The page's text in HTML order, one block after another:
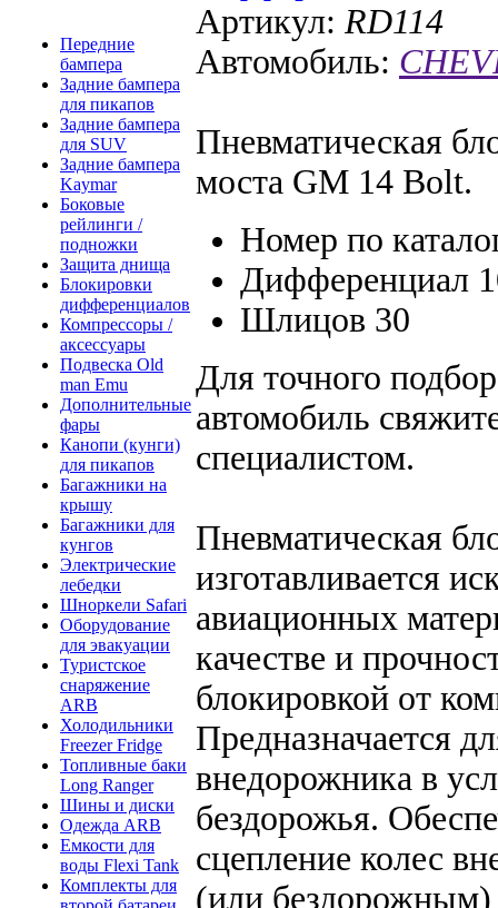
Передние
бампера
Задние бампера
для пикапов
Задние бампера
для SUV
Задние бампера
Kaymar
Боковые
рейлинги /
подножки
Защита днища
Блокировки
дифференциалов
Компрессоры /
аксессуары
Подвеска Old
man Emu
Дополнительные
фары
Канопи (кунги)
для пикапов
Багажники на
крышу
Багажники для
кунгов
Электрические
лебедки
Шноркели Safari
Оборудование
для эвакуации
Туристское
снаряжение
ARB
Холодильники
Freezer Fridge
Топливные баки
Long Ranger
Шины и диски
Одежда ARB
Емкости для
воды Flexi Tank
Комплекты для
Артикул: RD114
Автомобиль:
Пневматическая
моста GM 14 Bolt.
Номер по
Дифференциал
Шлицов 30
Для точного
автомобиль
специалистом.
Пневматическая
изготавливается
авиационных
качестве и
блокировкой от
Предназначается
внедорожника в
бездорожья.
сцепление колес
(или